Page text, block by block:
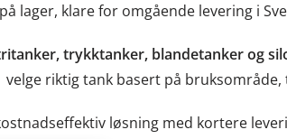
lager, klare for omgående levering i
trykktanker, blandetanker og
velge riktig tank basert på
løsning med kortere